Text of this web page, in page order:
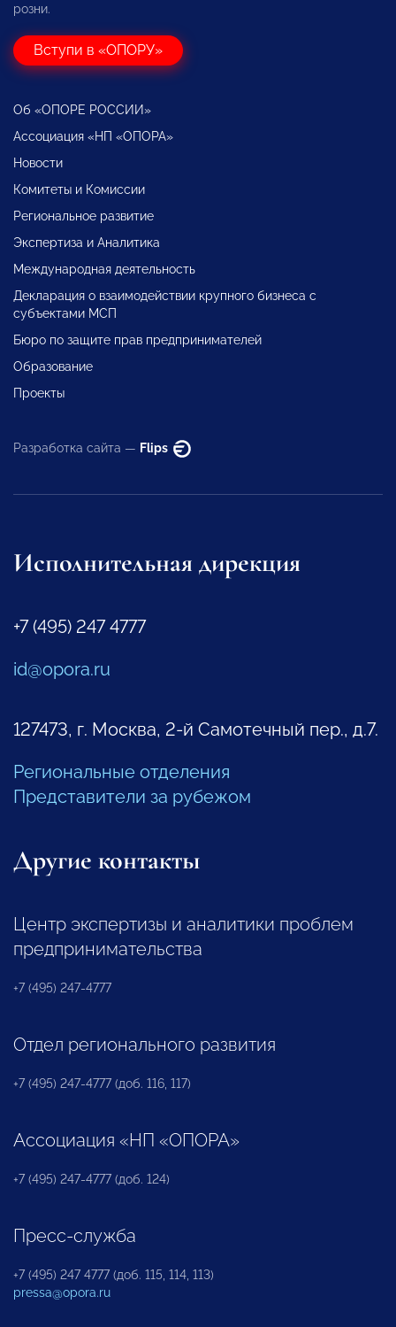
розни.
Вступи в «ОПОРУ»
Об «ОПОРЕ РОССИИ»
Ассоциация «НП «ОПОРА»
Новости
Комитеты и Комиссии
Региональное развитие
Экспертиза и Аналитика
Международная деятельность
Декларация о взаимодействии крупного бизнеса с
субъектами МСП
Бюро по защите прав предпринимателей
Образование
Проекты
Разработка сайта — Flips
Исполнительная дирекция
+7 (495) 247 4777
id@opora.ru
127473, г. Москва, 2-й Самотечный пер., д.7.
Региональные отделения
Представители за рубежом
Другие контакты
Центр экспертизы и аналитики проблем
предпринимательства
+7 (495) 247-4777
Отдел регионального развития
+7 (495) 247-4777 (доб. 116, 117)
Ассоциация «НП «ОПОРА»
+7 (495) 247-4777 (доб. 124)
Пресс-служба
+7 (495) 247 4777 (доб. 115, 114, 113)
pressa@opora.ru